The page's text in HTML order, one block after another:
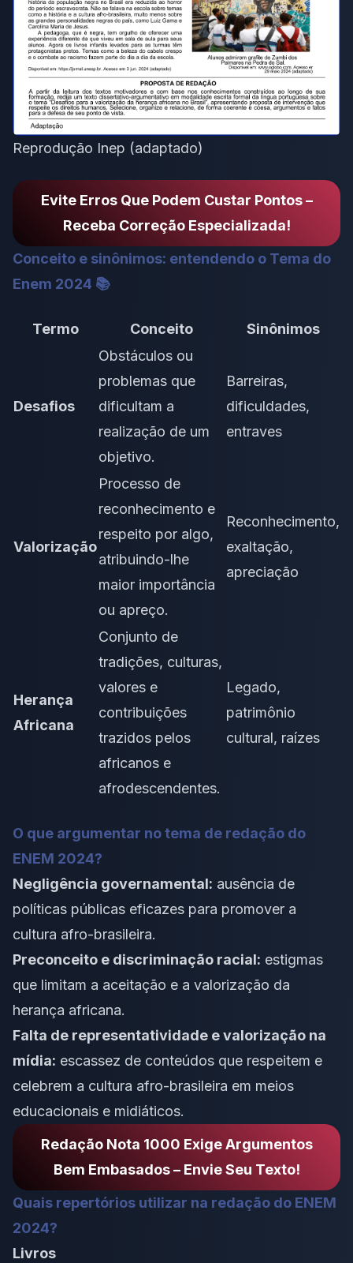
Reprodução Inep (adaptado)
Evite Erros Que Podem Custar Pontos –
Receba Correção Especializada!
Conceito e sinônimos: entendendo o Tema do
Enem 2024 📚
Termo Conceito Sinônimos
Desafios
Obstáculos ou
problemas que
dificultam a
realização de um
objetivo.
Barreiras,
dificuldades,
entraves
Valorização
Processo de
reconhecimento e
respeito por algo,
atribuindo-lhe
maior importância
ou apreço.
Reconhecimento,
exaltação,
apreciação
Herança
Africana
Conjunto de
tradições, culturas,
valores e
contribuições
trazidos pelos
africanos e
afrodescendentes.
Legado,
patrimônio
cultural, raízes
O que argumentar no tema de redação do
ENEM 2024?
Negligência governamental: ausência de
políticas públicas eficazes para promover a
cultura afro-brasileira.
Preconceito e discriminação racial: estigmas
que limitam a aceitação e a valorização da
herança africana.
Falta de representatividade e valorização na
mídia: escassez de conteúdos que respeitem e
celebrem a cultura afro-brasileira em meios
educacionais e midiáticos.
Redação Nota 1000 Exige Argumentos
Bem Embasados – Envie Seu Texto!
Quais repertórios utilizar na redação do ENEM
2024?
Livros